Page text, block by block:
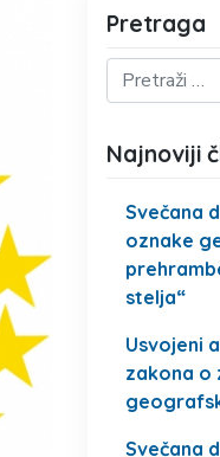
Pretraga
Najnoviji
Svečana
oznake
stelja“
Usvojeni
zakona o
Svečana